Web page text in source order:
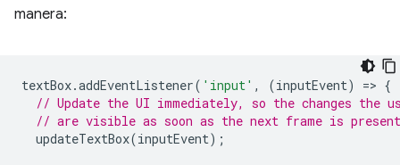
manera:
textBox.addEventListener( 'input' , (inputEvent) => {
// Update the UI immediately, so the changes the
// are visible as soon as the next frame is
updateTextBox(inputEvent);